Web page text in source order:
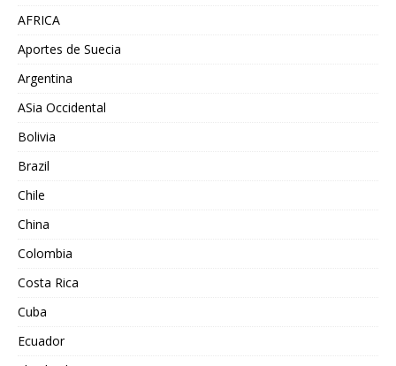
AFRICA
Aportes de Suecia
Argentina
ASia Occidental
Bolivia
Brazil
Chile
China
Colombia
Costa Rica
Cuba
Ecuador